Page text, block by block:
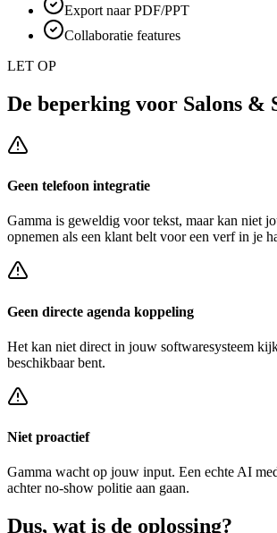
Export naar PDF/PPT
Collaboratie features
LET OP
De beperking voor Salons &
Geen telefoon integratie
Gamma is geweldig voor tekst, maar kan niet
opnemen als een klant belt voor een verf in je
Geen directe agenda koppeling
Het kan niet direct in jouw softwaresysteem
beschikbaar bent.
Niet proactief
Gamma wacht op jouw input. Een echte AI
achterno-show politie aan gaan.
Dus, wat is de oplossing?